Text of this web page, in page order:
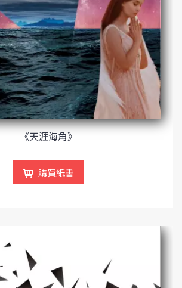
《天涯海角》
購買紙書